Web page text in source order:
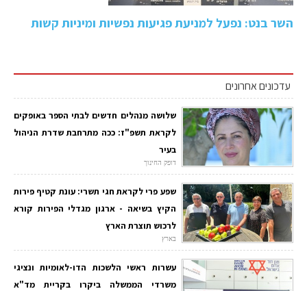
השר בנט: נפעל למניעת פגיעות נפשיות ומיניות קשות
עדכונים אחרונים
שלושה מנהלים חדשים לבתי הספר באופקים
לקראת תשפ"ז: ככה מתרחבת שדרת הניהול
בעיר
דופק החינוך
שפע פרי לקראת חגי תשרי: עונת קטיף פירות
הקיץ בשיאה - ארגון מגדלי הפירות קורא
לרכוש תוצרת הארץ
בארץ
עשרות ראשי הלשכות הדו-לאומיות ונציגי
משרדי הממשלה ביקרו בקריית מד"א